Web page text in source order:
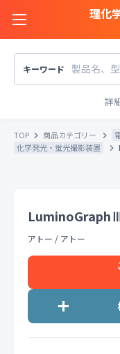
理化
サイトご利用方法
お知らせ一覧
お問い合わせ
キーワード
メーカー/販売元
税込 税抜
TOP 商品カテゴリー
化学発光・蛍光撮影装置
アトー / アトー